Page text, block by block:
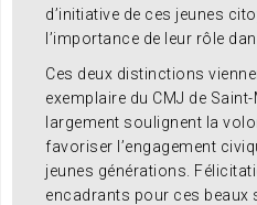
d’initiative de ces jeunes
l’importance de leur rôle
Ces deux distinctions
exemplaire du CMJ de
largement soulignent la
favoriser l’engagement
jeunes générations.
encadrants pour ces beaux